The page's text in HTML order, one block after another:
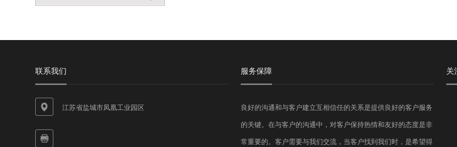
联系我们
江苏省盐城市凤凰工业园区
服务保障
良好的沟通和与客户建立互相信任的关系是提供良好的客户服务
的关键。在与客户的沟通中，对客户保持热情和友好的态度是非
常重要的。客户需要与我们交流，当客户找到我们时，是希望得
关